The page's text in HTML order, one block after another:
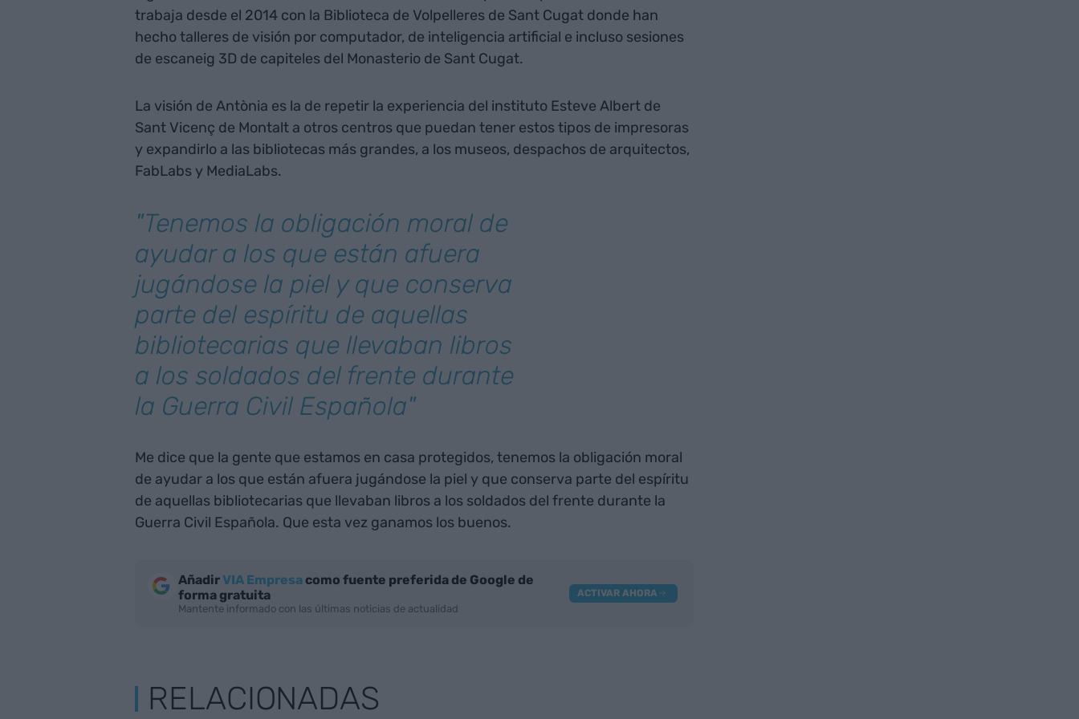
trabaja desde el 2014 con la Biblioteca de Volpelleres de Sant Cugat donde han
hecho talleres de visión por computador, de inteligencia artificial e incluso sesiones
de escaneig 3D de capiteles del Monasterio de Sant Cugat.
La visión de Antònia es la de repetir la experiencia del instituto Esteve Albert de
Sant Vicenç de Montalt a otros centros que puedan tener estos tipos de impresoras
y expandirlo a las bibliotecas más grandes, a los museos, despachos de arquitectos,
FabLabs y MediaLabs.
"Tenemos la obligación moral de
ayudar a los que están afuera
jugándose la piel y que conserva
parte del espíritu de aquellas
bibliotecarias que llevaban libros
a los soldados del frente durante
la Guerra Civil Española"
Me dice que la gente que estamos en casa protegidos, tenemos la obligación moral
de ayudar a los que están afuera jugándose la piel y que conserva parte del espíritu
de aquellas bibliotecarias que llevaban libros a los soldados del frente durante la
Guerra Civil Española. Que esta vez ganamos los buenos.
AñadirVIA Empresacomo fuente preferida de Google de
forma gratuita
Mantente informado con las últimas noticias de actualidad
ACTIVAR AHORA
RELACIONADAS